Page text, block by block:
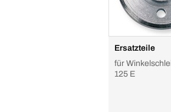
Ersatzteile
für
125 E